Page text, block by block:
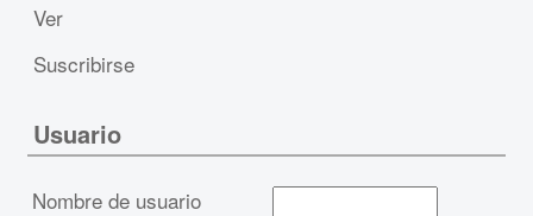
Ver
Suscribirse
Usuario
Nombre de usuario